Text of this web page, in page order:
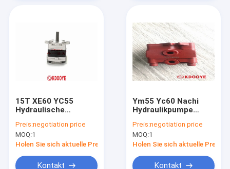
15T XE60 YC55
Hydraulische
PSVD2-27E psvd2-
27e
Preis:negotiation price
MOQ:1
Holen Sie sich aktuelle Preis
Kontakt
Ym55 Yc60 Nachi
Hydraulikpumpe
Pvd2b-32 Pvd2b-34
Preis:negotiation price
MOQ:1
Holen Sie sich aktuelle Preis
Kontakt